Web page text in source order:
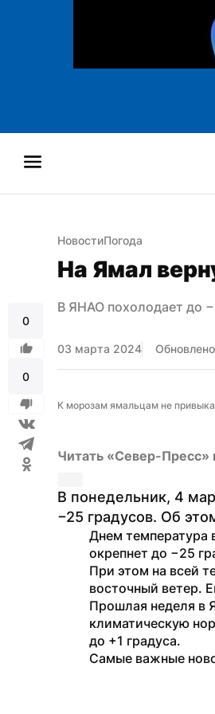
0
0
НовостиПогода
На Ямал
В ЯНАО похолодает до
03 марта 2024
К морозам ямальцам не
Читать «Север-Пресс»
В понедельник, 4
−25 градусов. Об
Днем температура
окрепнет до −25
При этом на всей
восточный ветер.
Прошлая неделя в
климатическую
до +1 градуса.
Самые важные